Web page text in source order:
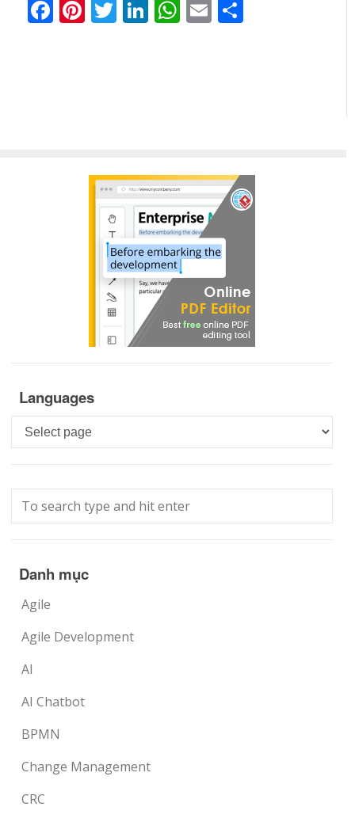
Facebook
Pinterest
Twitter
LinkedIn
WhatsApp
Email
Languages
Languages
Danh mục
Agile
Agile Development
AI
AI Chatbot
BPMN
Change Management
CRC